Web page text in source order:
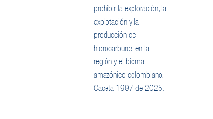
prohibir la exploración, la
explotación y la
producción de
hidrocarburos en la
región y el bioma
amazónico colombiano.
Gaceta 1997 de 2025.